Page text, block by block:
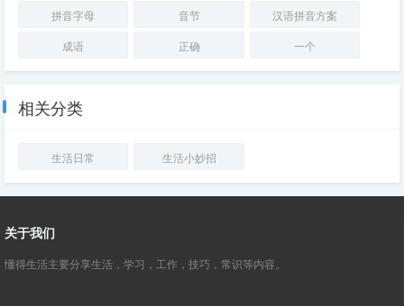
拼音字母
音节
汉语拼音方案
成语
正确 一个
相关分类
生活日常 生活小妙招
关于我们
懂得生活主要分享生活，学习，工作，技巧，常识等内容。